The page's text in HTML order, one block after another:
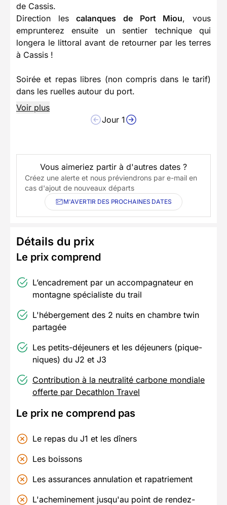
de Cassis.
Direction lescalanques de Port Miou, vous
emprunterez ensuite un sentier technique qui
longera le littoral avant de retourner par les terres
à Cassis !
Soirée et repas libres (non compris dans le tarif)
dans les ruelles autour du port.
Voir plus
Jour 1
Vous aimeriez partir à d'autres dates ?
Créez une alerte et nous préviendrons par e-mail en
cas d'ajout de nouveaux départs
M'AVERTIR DES PROCHAINES DATES
Détails du prix
Le prix comprend
L’encadrement par un accompagnateur en
montagne spécialiste du trail
L'hébergement des 2 nuits en chambre twin
partagée
Les petits-déjeuners et les déjeuners (pique-
niques) du J2 et J3
Contribution à la neutralité carbone mondiale
offerte par Decathlon Travel
Le prix ne comprend pas
Le repas du J1 et les dîners
Les boissons
Les assurances annulation et rapatriement
L'acheminement jusqu'au point de rendez-